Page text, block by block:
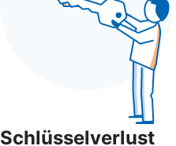
Schlüsselverlust